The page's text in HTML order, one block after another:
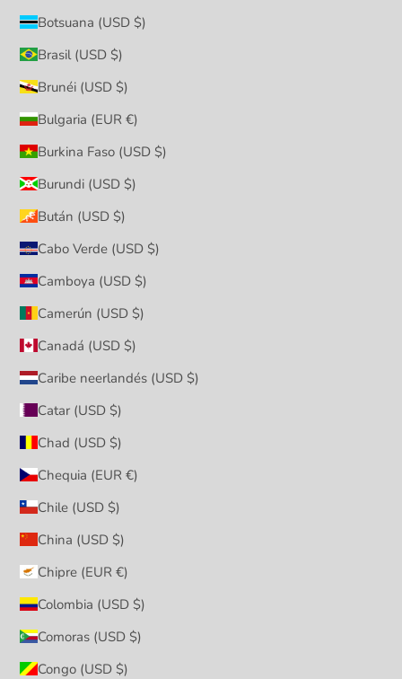
Botsuana (USD $)
Brasil (USD $)
Brunéi (USD $)
Bulgaria (EUR €)
Burkina Faso (USD $)
Burundi (USD $)
Bután (USD $)
Cabo Verde (USD $)
Camboya (USD $)
Camerún (USD $)
Canadá (USD $)
Caribe neerlandés (USD $)
Catar (USD $)
Chad (USD $)
Chequia (EUR €)
Chile (USD $)
China (USD $)
Chipre (EUR €)
Colombia (USD $)
Comoras (USD $)
Congo (USD $)